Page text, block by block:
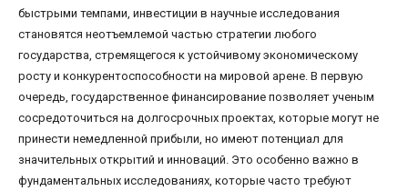
быстрыми темпами, инвестиции в научные исследования
становятся неотъемлемой частью стратегии любого
государства, стремящегося к устойчивому экономическому
росту и конкурентоспособности на мировой арене. В первую
очередь, государственное финансирование позволяет ученым
сосредоточиться на долгосрочных проектах, которые могут не
принести немедленной прибыли, но имеют потенциал для
значительных открытий и инноваций. Это особенно важно в
фундаментальных исследованиях, которые часто требуют